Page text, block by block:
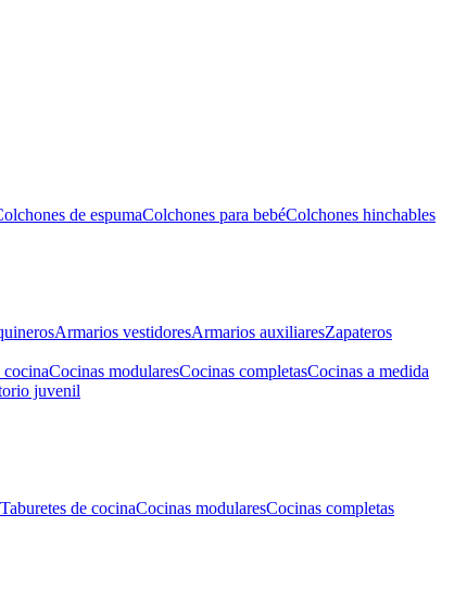
de espumaColchones para bebéColchones hinchables
Armarios vestidoresArmarios auxiliaresZapateros
Cocinas modularesCocinas completasCocinas a medida
juvenil
Taburetes de cocinaCocinas modularesCocinas completas